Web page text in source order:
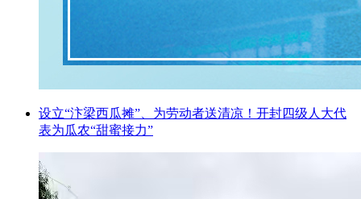
设立“汴梁西瓜摊”、为劳动者送清凉！开封四级人大代
表为瓜农“甜蜜接力”